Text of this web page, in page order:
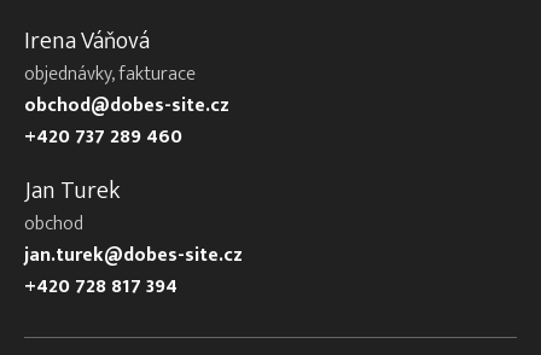
Irena Váňová
objednávky, fakturace
obchod@dobes-site.cz
+420 737 289 460
Jan Turek
obchod
jan.turek@dobes-site.cz
+420 728 817 394